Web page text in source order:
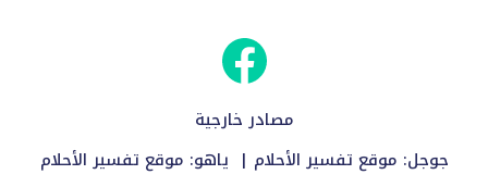
مصادر خارجية
جوجل: موقع تفسير الأحلام | ياهو: موقع تفسير الأحلام